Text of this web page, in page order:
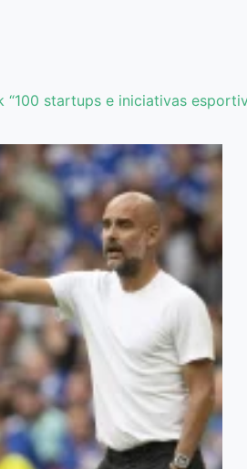
“100 startups e iniciativas